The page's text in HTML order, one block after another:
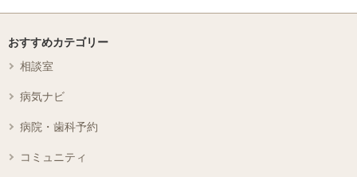
おすすめカテゴリー
相談室
病気ナビ
病院・歯科予約
コミュニティ